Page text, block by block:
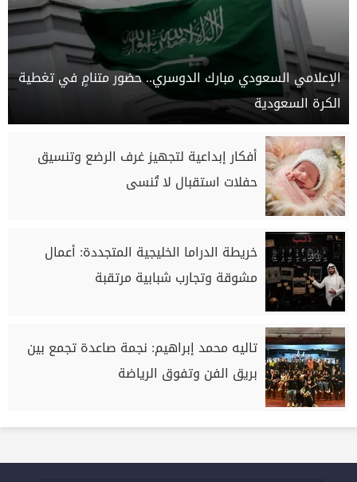
الإعلامي السعودي مبارك الدوسري.. حضور متنامٍ في تغطية
الكرة السعودية
أفكار إبداعية لتجهيز غرف الرضع وتنسيق
حفلات استقبال لا تُنسى
خريطة الدراما الخليجية المتجددة: أعمال
مشوقة وتجارب شبابية مرتقبة
تاليه محمد إبراهيم: نجمة صاعدة تجمع بين
بريق الفن وتفوق الرياضة